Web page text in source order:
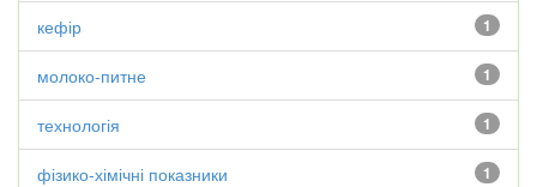
1
кефір
1
молоко-питне
1
технологія
1
фізико-хімічні показники